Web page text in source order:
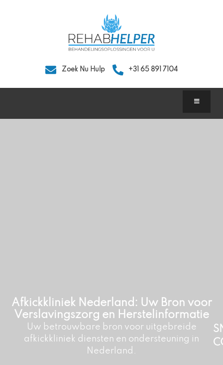
Zoek Nu Hulp +31 65 891 7104
Afkickkliniek Nederland: Uw Bron voor
Verslavingszorg en Herstelinformatie
Uw betrouwbare bron voor uitgebreide
afkickkliniek diensten en ondersteuning in
Nederland.